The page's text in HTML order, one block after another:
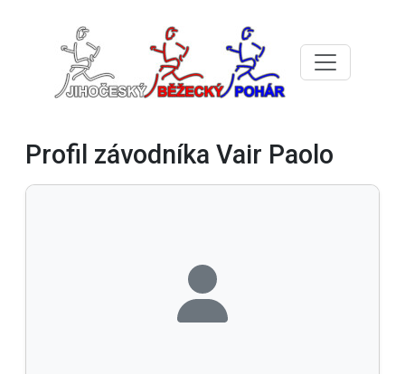
Profil závodníka Vair Paolo